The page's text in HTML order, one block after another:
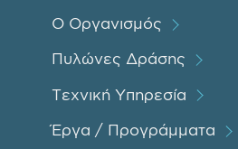
Ο Οργανισμός
Πυλώνες Δράσης
Τεχνική Υπηρεσία
Έργα / Προγράμματα